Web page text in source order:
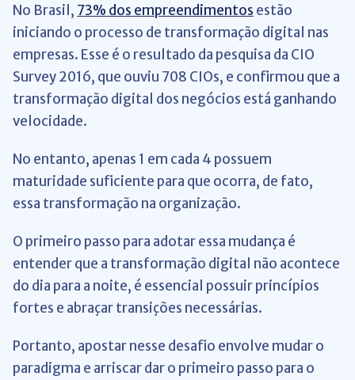
No Brasil, 73% dos empreendimentos estão
iniciando o processo de transformação digital nas
empresas. Esse é o resultado da pesquisa da CIO
Survey 2016, que ouviu 708 CIOs, e confirmou que a
transformação digital dos negócios está ganhando
velocidade.
No entanto, apenas 1 em cada 4 possuem
maturidade suficiente para que ocorra, de fato,
essa transformação na organização.
O primeiro passo para adotar essa mudança é
entender que a transformação digital não acontece
do dia para a noite, é essencial possuir princípios
fortes e abraçar transições necessárias.
Portanto, apostar nesse desafio envolve mudar o
paradigma e arriscar dar o primeiro passo para o